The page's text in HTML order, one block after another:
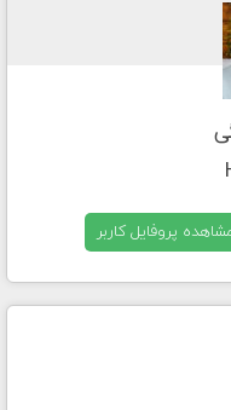
پروفایل کاربر